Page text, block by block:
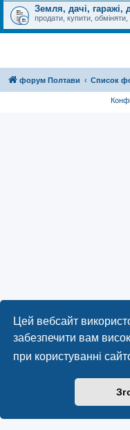
Цей вебсайт
забезпечити вам
при користуванні
Земля, дачі, гаражі,
продати, купити, обміняти,
форум Полтави Список